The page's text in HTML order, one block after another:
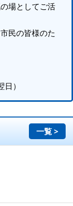
場としてご活
民の皆様のた
）
一覧 >